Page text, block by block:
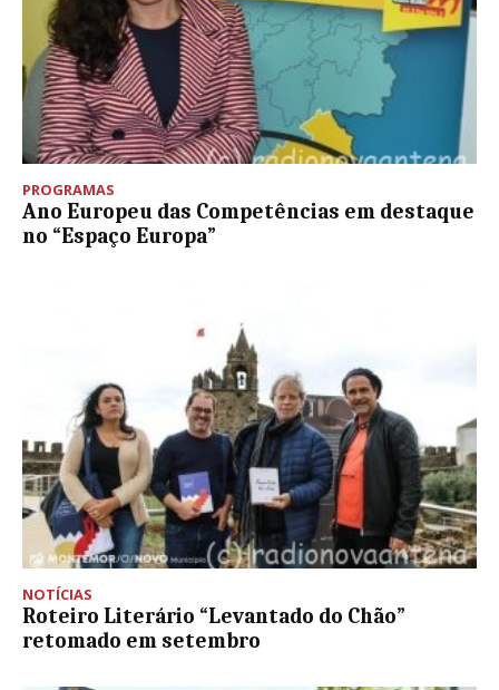
PROGRAMAS
Ano Europeu das Competências em destaque
no “Espaço Europa”
NOTÍCIAS
Roteiro Literário “Levantado do Chão”
retomado em setembro